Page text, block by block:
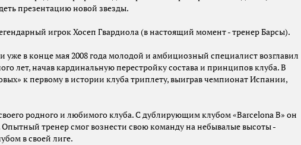
презентацию новой звезды.
игрок Хосеп Гвардиола (в настоящий момент - тренер Барсы).
уже в конце мая 2008 года молодой и амбициозный специалист возглавил
лет, начав кардинальную перестройку состава и принципов клуба. В
к первому в истории клуба триплету, выиграв чемпионат Испании,
родного и любимого клуба. С дублирующим клубом «Barcelona B» он
тренер смог вознести свою команду на небывалые высоты -
в своей лиге.